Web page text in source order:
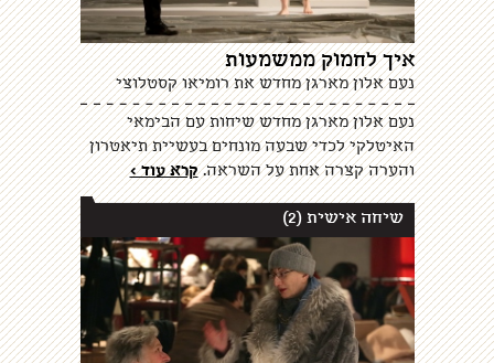
איך לחמוק ממשמעות
נעם אלון מארגן מחדש את רומיאו קסטלוצי
נעם אלון מארגן מחדש שיחות עם הבימאי
האיטלקי לכדי שבעה מונחים בעשיית תיאטרון
והערה קצרה אחת על השראה.קרא עוד >
שיחה אישית (2)